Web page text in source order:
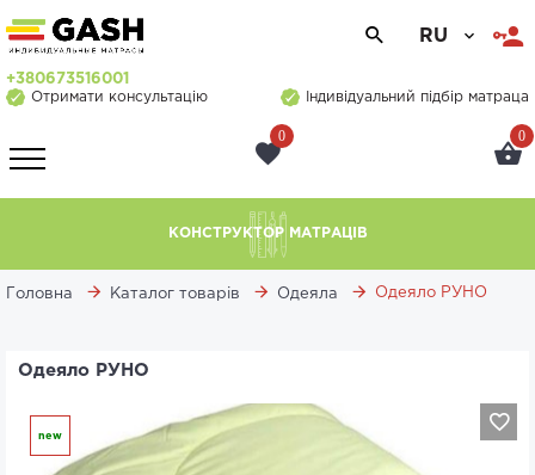
RU
+380673516001
Отримати консультацію
Індивідуальний підбір матраца
0 0
КОНСТРУКТОР МАТРАЦІВ
Головна Каталог товарів Одеяла Одеяло РУНО
Одеяло РУНО
new